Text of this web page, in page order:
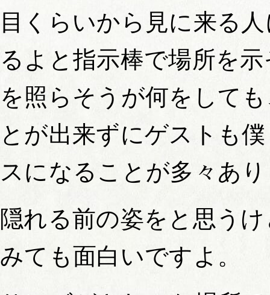
目くらいから見に来る
るよと指示棒で場所を
を照らそうが何をして
とが出来ずにゲストも
スになることが多々あ
隠れる前の姿をと思う
みても面白いですよ。